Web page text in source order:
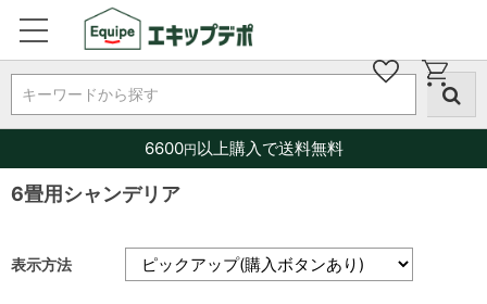
キーワードから探す
6600円以上購入で送料無料
6畳用シャンデリア
表示方法